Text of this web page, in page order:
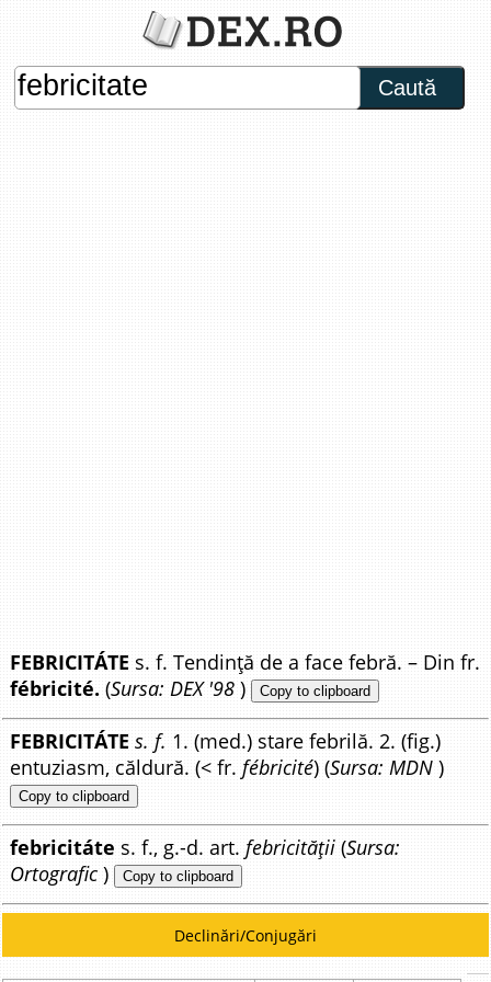
Caută
FEBRICITÁTE s. f. Tendință de a face febră. – Din fr.
fébricité. (Sursa: DEX '98 ) Copy to clipboard
FEBRICITÁTE s. f. 1. (med.) stare febrilă. 2. (fig.)
entuziasm, căldură. (< fr.fébricité) (Sursa: MDN )
Copy to clipboard
febricitáte s. f., g.-d. art. febricității (Sursa:
Ortografic ) Copy to clipboard
Declinări/Conjugări